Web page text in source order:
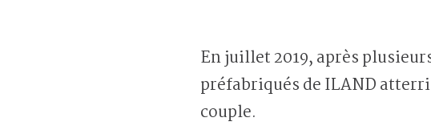
En juillet 2019, après
préfabriqués de ILAND
couple.